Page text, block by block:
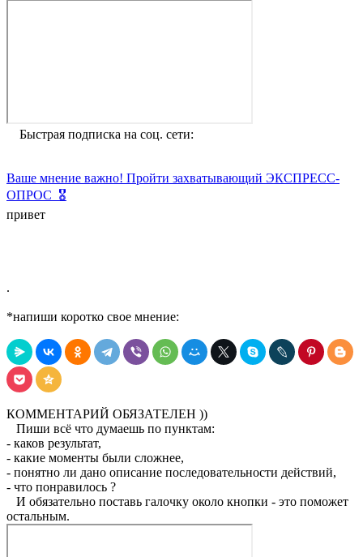
Быстрая подписка на соц. сети:
Ваше мнение важно! Пройти захватывающий ЭКСПРЕСС-
ОПРОС 🎖
привет
.
*напиши коротко свое мнение:
КОММЕНТАРИЙ ОБЯЗАТЕЛЕН ))
Пиши всё что думаешь по пунктам:
- каков результат,
- какие моменты были сложнее,
- понятно ли дано описание последовательности действий,
- что понравилось ?
И обязательно поставь галочку около кнопки - это поможет
остальным.